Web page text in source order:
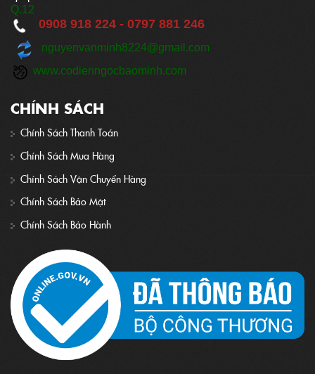
Q.12
0908 918 224 - 0797 881 246
nguyenvanminh8224@gmail.com
www.codienngocbaominh.com
CHÍNH SÁCH
Chính Sách Thanh Toán
Chính Sách Mua Hàng
Chính Sách Vận Chuyển Hàng
Chính Sách Bảo Mật
Chính Sách Bảo Hành